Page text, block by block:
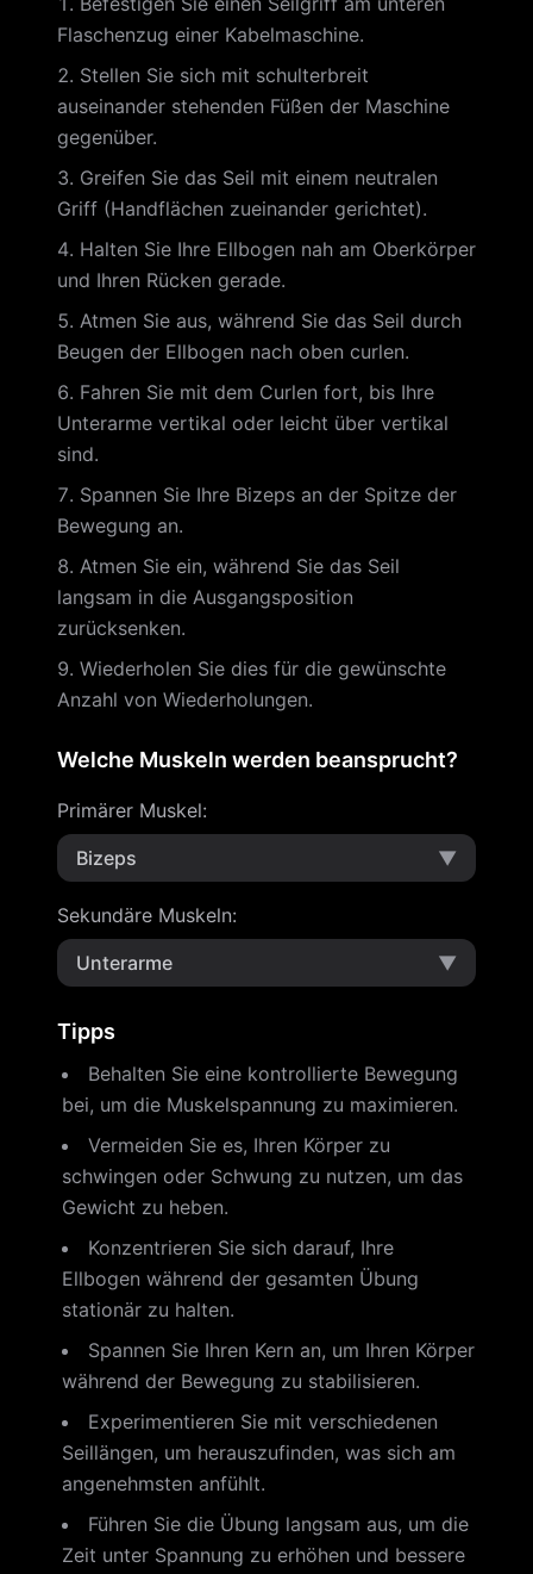
Flaschenzug einer Kabelmaschine.
Stellen Sie sich mit schulterbreit
auseinander stehenden Füßen der Maschine
gegenüber.
Greifen Sie das Seil mit einem neutralen
Griff (Handflächen zueinander gerichtet).
Halten Sie Ihre Ellbogen nah am Oberkörper
und Ihren Rücken gerade.
Atmen Sie aus, während Sie das Seil durch
Beugen der Ellbogen nach oben curlen.
Fahren Sie mit dem Curlen fort, bis Ihre
Unterarme vertikal oder leicht über vertikal
sind.
Spannen Sie Ihre Bizeps an der Spitze der
Bewegung an.
Atmen Sie ein, während Sie das Seil
langsam in die Ausgangsposition
zurücksenken.
Wiederholen Sie dies für die gewünschte
Anzahl von Wiederholungen.
Welche Muskeln werden beansprucht?
Primärer Muskel:
Bizeps
▼
Sekundäre Muskeln:
Unterarme
▼
Tipps
Behalten Sie eine kontrollierte Bewegung
bei, um die Muskelspannung zu maximieren.
Vermeiden Sie es, Ihren Körper zu
schwingen oder Schwung zu nutzen, um das
Gewicht zu heben.
Konzentrieren Sie sich darauf, Ihre
Ellbogen während der gesamten Übung
stationär zu halten.
Spannen Sie Ihren Kern an, um Ihren Körper
während der Bewegung zu stabilisieren.
Experimentieren Sie mit verschiedenen
Seillängen, um herauszufinden, was sich am
angenehmsten anfühlt.
Führen Sie die Übung langsam aus, um die
Zeit unter Spannung zu erhöhen und bessere